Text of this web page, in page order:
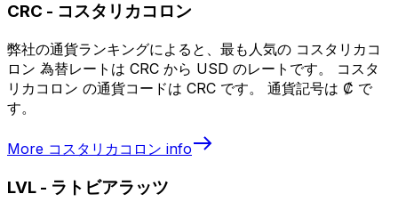
CRC - コスタリカコロン
弊社の通貨ランキングによると、最も人気の コスタリカコ
ロン 為替レートは CRC から USD のレートです。 コスタ
リカコロン の通貨コードは CRC です。 通貨記号は ₡ で
す。
More コスタリカコロン info
LVL - ラトビアラッツ